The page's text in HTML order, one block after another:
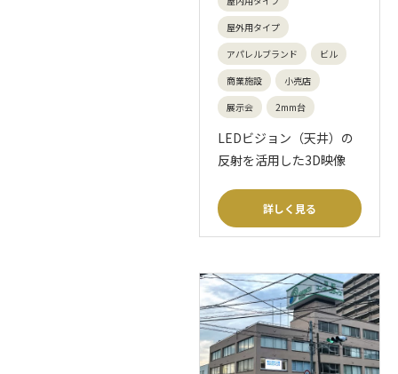
屋外用タイプ
アパレルブランド
ビル
商業施設
小売店
展示会
2mm台
LEDビジョン（天井）の
反射を活用した3D映像
詳しく見る